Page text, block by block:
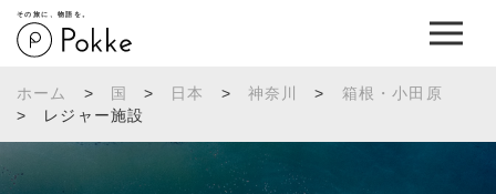
その旅に、物語を。
ホーム > 国 > 日本 > 神奈川 >
箱根・小田原
>
レジャー施設